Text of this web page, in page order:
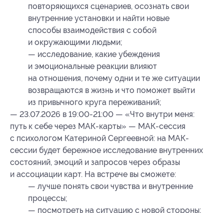
повторяющихся сценариев, осознать свои
внутренние установки и найти новые
способы взаимодействия с собой
и окружающими людьми;
— исследование, какие убеждения
и эмоциональные реакции влияют
на отношения, почему одни и те же ситуации
возвращаются в жизнь и что поможет выйти
из привычного круга переживаний;
— 23.07.2026 в 19:00-21:00 — «Что внутри меня:
путь к себе через МАК-карты» — МАК-сессия
с психологом Катериной Сергеевной: на МАК-
сессии будет бережное исследование внутренних
состояний, эмоций и запросов через образы
и ассоциации карт. На встрече вы сможете:
— лучше понять свои чувства и внутренние
процессы;
— посмотреть на ситуацию с новой стороны;